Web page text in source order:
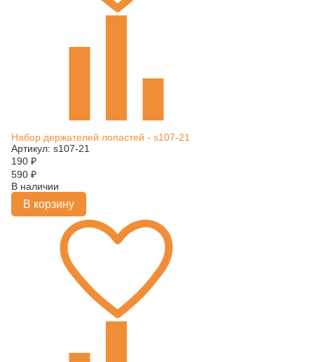
Набор держателей лопастей - s107-21
Артикул: s107-21
190 ₽
590 ₽
В наличии
В корзину